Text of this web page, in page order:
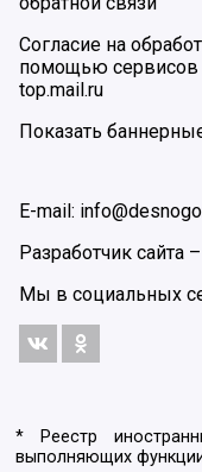
Согласие на
помощью сервисов
top.mail.ru
Показать
E-mail:
Разработчик сайта –
Мы в социальных
* Реестр
выполняющих